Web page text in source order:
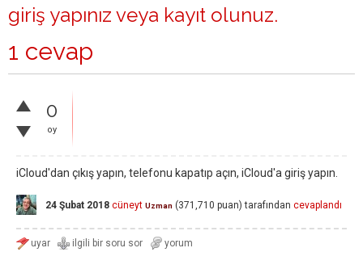
giriş yapınız veya kayıt olunuz.
1 cevap
0
oy
iCloud'dan çıkış yapın, telefonu kapatıp açın, iCloud'a giriş yapın.
24 Şubat 2018 cüneyt Uzman (371,710 puan) tarafından cevaplandı